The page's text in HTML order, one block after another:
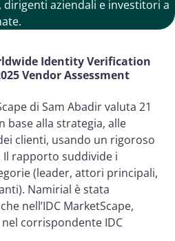
aziendali e investitori a
Identity Verification
Vendor Assessment
di Sam Abadir valuta 21
alla strategia, alle
clienti, usando un rigoroso
rapporto suddivide i
(leader, attori principali,
Namirial è stata
nell’IDC MarketScape,
corrispondente IDC